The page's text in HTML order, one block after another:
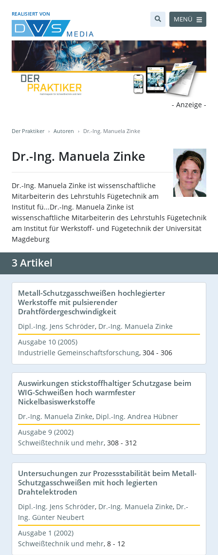
REALISIERT VON
MENÜ
- Anzeige -
Der Praktiker Autoren Dr.-Ing. Manuela Zinke
Dr.-Ing. Manuela Zinke
Dr.-Ing. Manuela Zinke ist wissenschaftliche
Mitarbeiterin des Lehrstuhls Fügetechnik am
Institut fü...Dr.-Ing. Manuela Zinke ist
wissenschaftliche Mitarbeiterin des Lehrstuhls Fügetechnik
am Institut für Werkstoff- und Fügetechnik der Universität
Magdeburg
3 Artikel
Metall-Schutzgasschweißen hochlegierter
Werkstoffe mit pulsierender
Drahtfördergeschwindigkeit
Dipl.-Ing. Jens Schröder, Dr.-Ing. Manuela Zinke
Ausgabe 10 (2005)
Industrielle Gemeinschaftsforschung, 304 - 306
Auswirkungen stickstoffhaltiger Schutzgase beim
WIG-Schweißen hoch warmfester
Nickelbasiswerkstoffe
Dr.-Ing. Manuela Zinke, Dipl.-Ing. Andrea Hübner
Ausgabe 9 (2002)
Schweißtechnik und mehr, 308 - 312
Untersuchungen zur Prozessstabilität beim Metall-
Schutzgasschweißen mit hoch legierten
Drahtelektroden
Dipl.-Ing. Jens Schröder, Dr.-Ing. Manuela Zinke, Dr.-
Ing. Günter Neubert
Ausgabe 1 (2002)
Schweißtechnik und mehr, 8 - 12